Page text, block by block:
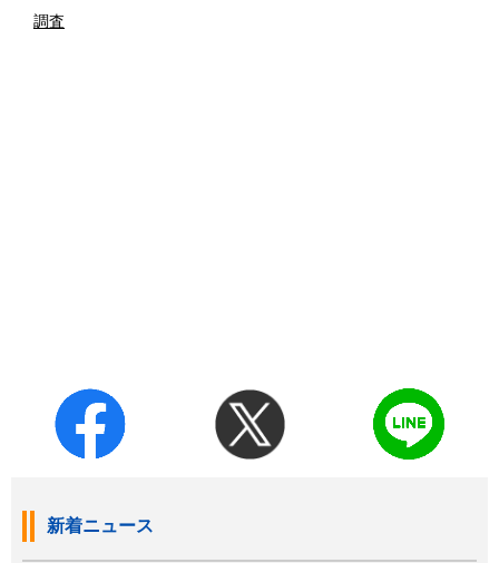
調査
新着ニュース